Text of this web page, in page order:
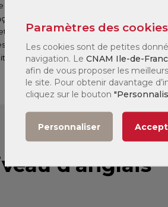
ni pour
claire et
émettre un
avantages et
professionnelle ou
sujets complexes de
manifester son
d'anglais
Paramètres des cookies
Les cookies sont de petites
navigation. Le CNAM Ile-de-
afin de vous proposer les
le site. Pour obtenir davantage
cliquez sur le bouton
Personnaliser